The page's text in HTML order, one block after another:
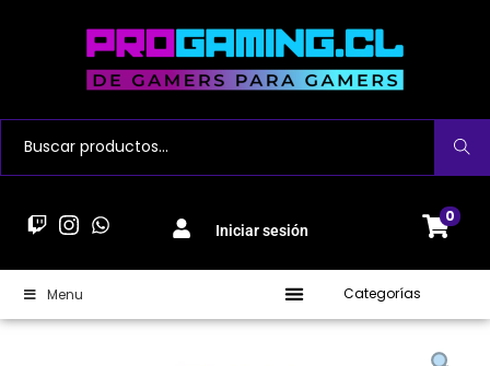
Buscar
Iniciar sesión
0
Menu Categorías